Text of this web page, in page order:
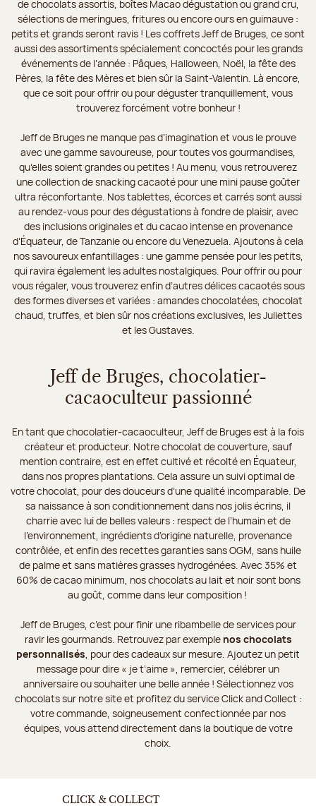
de chocolats assortis, boîtes Macao dégustation ou grand cru,
sélections de meringues, fritures ou encore ours en guimauve :
petits et grands seront ravis ! Les coffrets Jeff de Bruges, ce sont
aussi des assortiments spécialement concoctés pour les grands
événements de l’année : Pâques, Halloween, Noël, la fête des
Pères, la fête des Mères et bien sûr la Saint-Valentin. Là encore,
que ce soit pour offrir ou pour déguster tranquillement, vous
trouverez forcément votre bonheur !
Jeff de Bruges ne manque pas d’imagination et vous le prouve
avec une gamme savoureuse, pour toutes vos gourmandises,
qu’elles soient grandes ou petites ! Au menu, vous retrouverez
une collection de snacking cacaoté pour une mini pause goûter
ultra réconfortante. Nos tablettes, écorces et carrés sont aussi
au rendez-vous pour des dégustations à fondre de plaisir, avec
des inclusions originales et du cacao intense en provenance
d’Équateur, de Tanzanie ou encore du Venezuela. Ajoutons à cela
nos savoureux enfantillages : une gamme pensée pour les petits,
qui ravira également les adultes nostalgiques. Pour offrir ou pour
vous régaler, vous trouverez enfin d’autres délices cacaotés sous
des formes diverses et variées : amandes chocolatées, chocolat
chaud, truffes, et bien sûr nos créations exclusives, les Juliettes
et les Gustaves.
Jeff de Bruges, chocolatier-
cacaoculteur passionné
En tant que chocolatier-cacaoculteur, Jeff de Bruges est à la fois
créateur et producteur. Notre chocolat de couverture, sauf
mention contraire, est en effet cultivé et récolté en Équateur,
dans nos propres plantations. Cela assure un suivi optimal de
votre chocolat, pour des douceurs d’une qualité incomparable. De
sa naissance à son conditionnement dans nos jolis écrins, il
charrie avec lui de belles valeurs : respect de l’humain et de
l’environnement, ingrédients d’origine naturelle, provenance
contrôlée, et enfin des recettes garanties sans OGM, sans huile
de palme et sans matières grasses hydrogénées. Avec 35% et
60% de cacao minimum, nos chocolats au lait et noir sont bons
au goût, comme dans leur composition !
Jeff de Bruges, c’est pour finir une ribambelle de services pour
ravir les gourmands. Retrouvez par exemple nos chocolats
personnalisés , pour des cadeaux sur mesure. Ajoutez un petit
message pour dire « je t’aime », remercier, célébrer un
anniversaire ou souhaiter une belle année ! Sélectionnez vos
chocolats sur notre site et profitez du service Click and Collect :
votre commande, soigneusement confectionnée par nos
équipes, vous attend directement dans la boutique de votre
choix.
CLICK & COLLECT